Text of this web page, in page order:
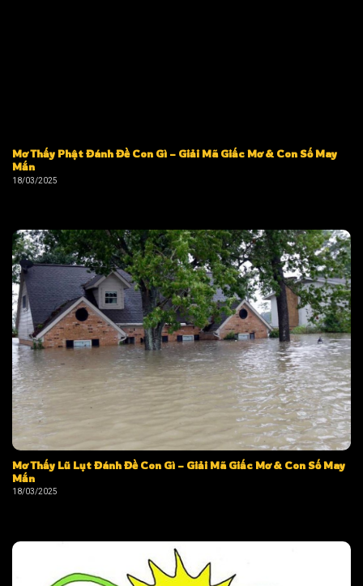
Mơ Thấy Phật Đánh Đề Con Gì – Giải Mã Giấc Mơ & Con Số May
Mắn
18/03/2025
Mơ Thấy Lũ Lụt Đánh Đề Con Gì – Giải Mã Giấc Mơ & Con Số May
Mắn
18/03/2025